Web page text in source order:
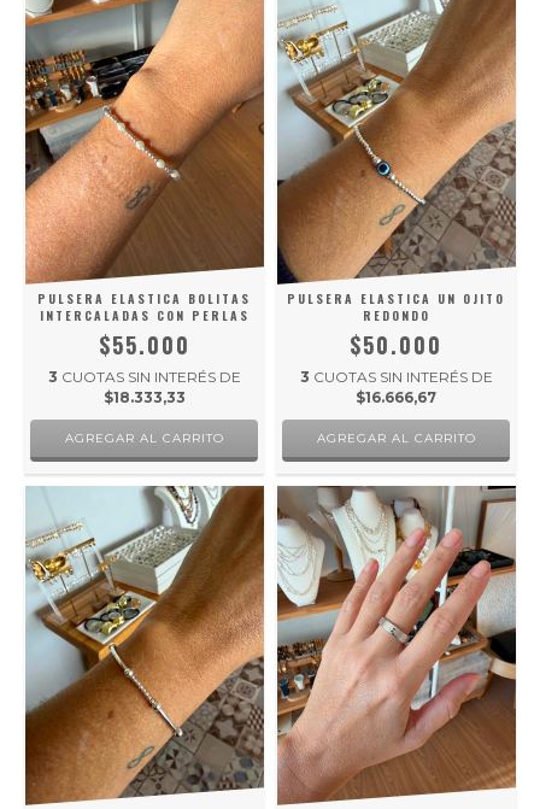
PULSERA ELASTICA BOLITAS
INTERCALADAS CON PERLAS
$55.000
3 CUOTAS SIN INTERÉS DE
$18.333,33
PULSERA ELASTICA UN OJITO
REDONDO
$50.000
3 CUOTAS SIN INTERÉS DE
$16.666,67